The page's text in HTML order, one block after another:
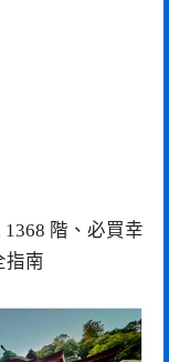
階、必買幸
指南